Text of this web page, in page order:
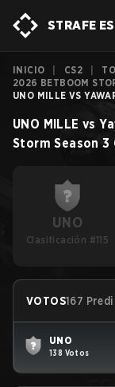
STRAFE
INICIO CS2
2026 BETBOOM
UNO MILLE VS
UNO MILLE vs
Storm Season 3
UNO
Clasificación #115
VOTOS167
UNO
138 Votos